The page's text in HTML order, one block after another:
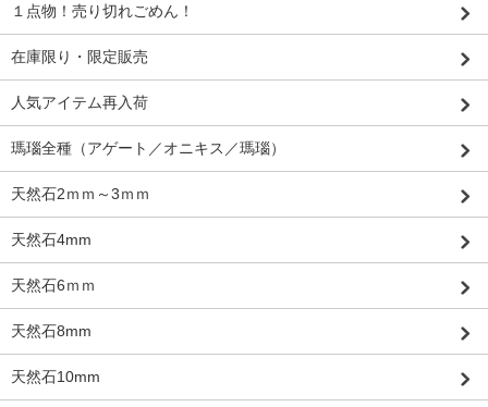
１点物！売り切れごめん！
在庫限り・限定販売
人気アイテム再入荷
瑪瑙全種（アゲート／オニキス／瑪瑙）
天然石2ｍｍ～3ｍｍ
天然石4mm
天然石6ｍｍ
天然石8mm
天然石10mm